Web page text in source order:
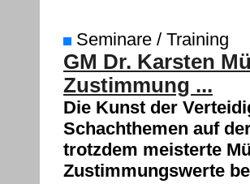
Seminare / Training
GM Dr. Karsten
Zustimmung ...
Die Kunst der
Schachthemen auf
trotzdem meisterte
Zustimmungswerte